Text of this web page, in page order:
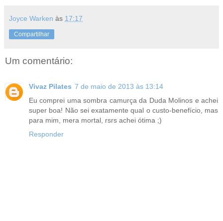
Joyce Warken às 17:17
Compartilhar
Um comentário:
Vivaz Pilates 7 de maio de 2013 às 13:14
Eu comprei uma sombra camurça da Duda Molinos e achei
super boa! Não sei exatamente qual o custo-benefício, mas
para mim, mera mortal, rsrs achei ótima ;)
Responder